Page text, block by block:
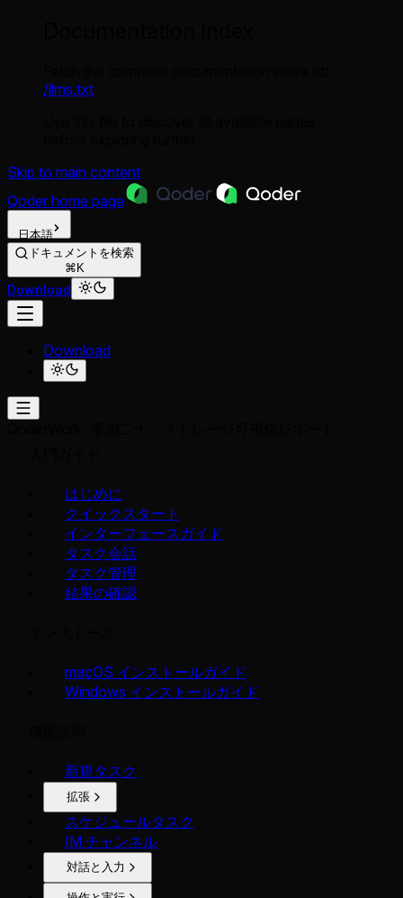
/llms.txt
Skip to main content
Qoder home page
日本語
ドキュメントを検索
⌘K
Download
Download
はじめに
クイックスタート
インターフェースガイド
タスク会話
タスク管理
結果の確認
macOS インストールガイド
Windows インストールガイド
新規タスク
拡張
スケジュールタスク
IM チャンネル
対話と入力